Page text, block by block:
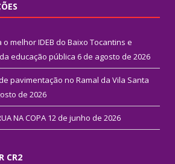
melhor IDEB do Baixo Tocantins e
educação pública 6 de agosto de 2026
pavimentação no Ramal da Vila Santa
de 2026
NA COPA 12 de junho de 2026
CR2